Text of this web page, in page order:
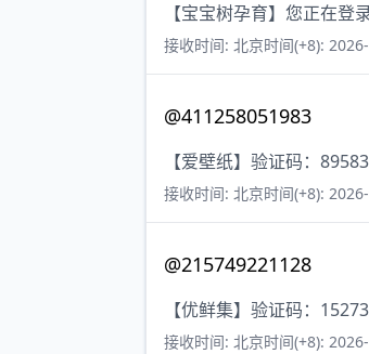
【宝宝树孕育】您正在登
接收时间: 北京时间(+8):
@411258051983
【爱壁纸】验证码：
接收时间: 北京时间(+8):
@215749221128
【优鲜集】验证码：
接收时间: 北京时间(+8):